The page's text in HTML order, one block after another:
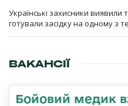
Українські захисники виявили
готували засідку на одному з
ВАКАНСІЇ
Бойовий медик